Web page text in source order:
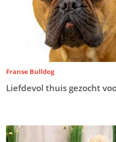
Franse Bulldog
Liefdevol thuis gezocht